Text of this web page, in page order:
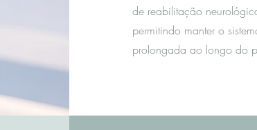
de reabilitação
permitindo manter o
prolongada ao longo do